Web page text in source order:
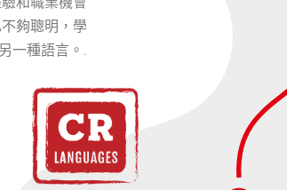
夠聰明，學
一種語言。.